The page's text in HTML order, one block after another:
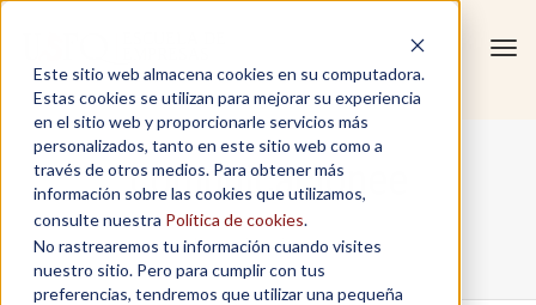
Este sitio web almacena cookies en su computadora.
Estas cookies se utilizan para mejorar su experiencia
en el sitio web y proporcionarle servicios más
personalizados, tanto en este sitio web como a
través de otros medios. Para obtener más
información sobre las cookies que utilizamos,
consulte nuestra Política de cookies.
No rastrearemos tu información cuando visites
nuestro sitio. Pero para cumplir con tus
preferencias, tendremos que utilizar una pequeña
comunicacionee
Home / Paula Rodriguez